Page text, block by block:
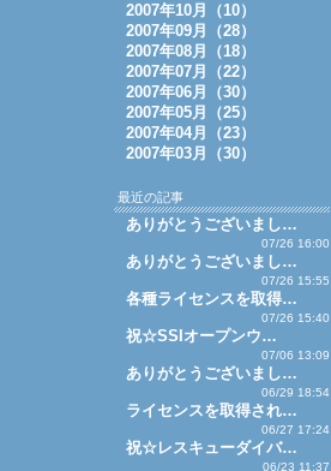
2007年10月（10）
2007年09月（28）
2007年08月（18）
2007年07月（22）
2007年06月（30）
2007年05月（25）
2007年04月（23）
2007年03月（30）
最近の記事
ありがとうございまし…
07/26 16:00
ありがとうございまし…
07/26 15:55
各種ライセンスを取得…
07/26 15:40
祝☆SSIオープンウ…
07/06 13:09
ありがとうございまし…
06/29 18:54
ライセンスを取得され…
06/27 17:24
祝☆レスキューダイバ…
06/23 11:37